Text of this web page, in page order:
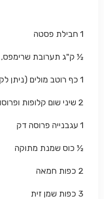
1 חבילת פסטה
½ ק"ג תערובת שרימפס,
1 כף רוטב מולים (ניתן לקנות)
2 שיני שום קלופות ופרוסות
1 עגבנייה פרוסה דק
½ כוס שמנת מתוקה
2 כפות חמאה
3 כפות שמן זית